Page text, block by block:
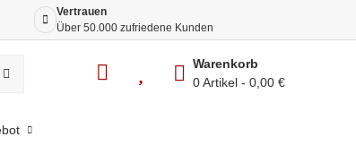
Vertrauen
Über 50.000 zufriedene Kunden
Warenkorb
0 Artikel
0,00 €